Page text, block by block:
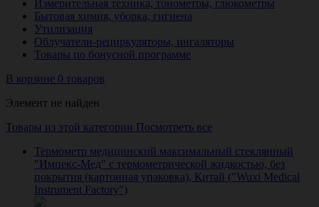
Измерительная техника, тонометры, глюкометры
Бытовая химия, уборка, гигиена
Утилизация
Облучатели-рециркуляторы, ингаляторы
Товары по бонусной программе
В корзине 0 товаров
Элемент не найден
Товары из этой категории Посмотреть все
Термометр медицинский максимальный стеклянный
"Импекс-Мед" с термометрической жидкостью, без
покрытия (картонная упаковка), Китай ("Wuxi Medical
Instrument Factory")